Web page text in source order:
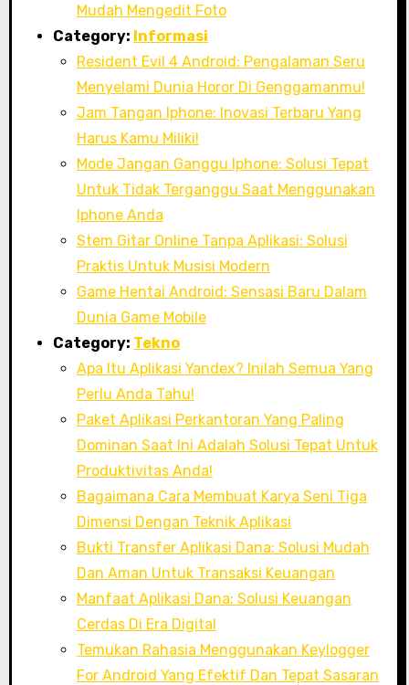
Mudah Mengedit Foto
Category: Informasi
Resident Evil 4 Android: Pengalaman Seru
Menyelami Dunia Horor Di Genggamanmu!
Jam Tangan Iphone: Inovasi Terbaru Yang
Harus Kamu Miliki!
Mode Jangan Ganggu Iphone: Solusi Tepat
Untuk Tidak Terganggu Saat Menggunakan
Iphone Anda
Stem Gitar Online Tanpa Aplikasi: Solusi
Praktis Untuk Musisi Modern
Game Hentai Android: Sensasi Baru Dalam
Dunia Game Mobile
Category: Tekno
Apa Itu Aplikasi Yandex? Inilah Semua Yang
Perlu Anda Tahu!
Paket Aplikasi Perkantoran Yang Paling
Dominan Saat Ini Adalah Solusi Tepat Untuk
Produktivitas Anda!
Bagaimana Cara Membuat Karya Seni Tiga
Dimensi Dengan Teknik Aplikasi
Bukti Transfer Aplikasi Dana: Solusi Mudah
Dan Aman Untuk Transaksi Keuangan
Manfaat Aplikasi Dana: Solusi Keuangan
Cerdas Di Era Digital
Temukan Rahasia Menggunakan Keylogger
For Android Yang Efektif Dan Tepat Sasaran